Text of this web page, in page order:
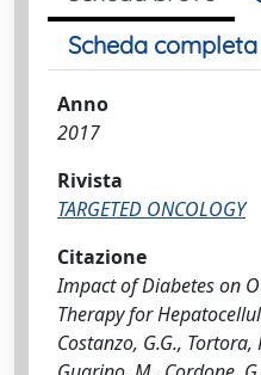
Scheda completa
Anno
2017
Rivista
TARGETED ONCOLOGY
Citazione
Impact of Diabetes on
Therapy for
Costanzo, G.G.,